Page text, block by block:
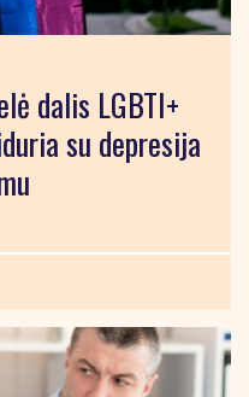
dalis LGBTI+
su depresija